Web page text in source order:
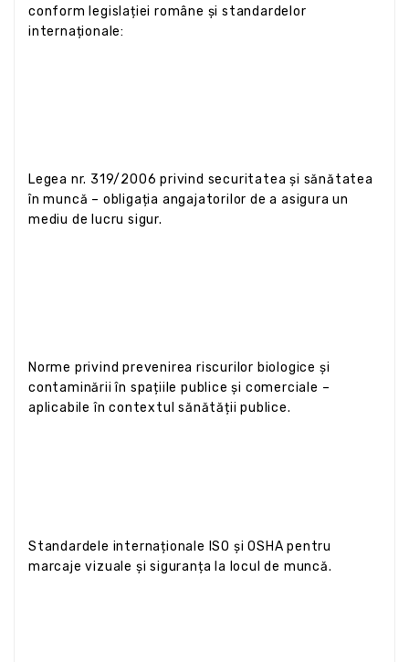
conform legislației române și standardelor
internaționale:
Legea nr. 319/2006 privind securitatea și sănătatea
în muncă – obligația angajatorilor de a asigura un
mediu de lucru sigur.
Norme privind prevenirea riscurilor biologice și
contaminării în spațiile publice și comerciale –
aplicabile în contextul sănătății publice.
Standardele internaționale ISO și OSHA pentru
marcaje vizuale și siguranța la locul de muncă.